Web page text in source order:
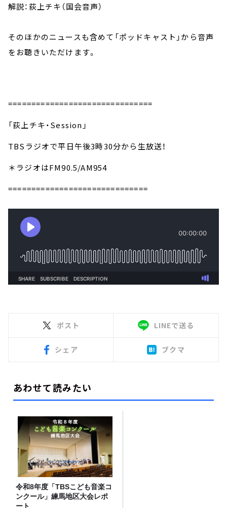
解説：荻上チキ（国会音声）
そのほかのニュースも含めて「ポッドキャスト」から音声
をお聴きいただけます。
===============================
「荻上チキ・Session」
TBSラジオで平日午後3時30分から生放送！
＊ラジオはFM90.5/AM954
==============================
ポスト LINEで送る
シェア ブクマ
あわせて読みたい
令和8年度「TBSこども音楽コ
ンクール」練馬地区大会レポ
ート